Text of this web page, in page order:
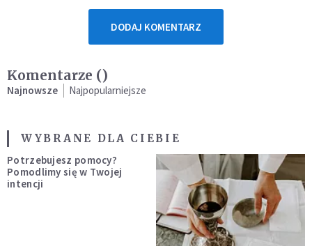
DODAJ KOMENTARZ
Komentarze ()
Najnowsze Najpopularniejsze
WYBRANE DLA CIEBIE
Potrzebujesz pomocy?
Pomodlimy się w Twojej
intencji